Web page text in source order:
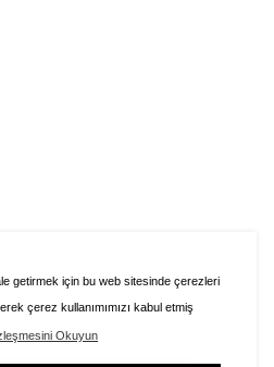
getirmek için bu web sitesinde çerezleri
çerez kullanımımızı kabul etmiş
Okuyun